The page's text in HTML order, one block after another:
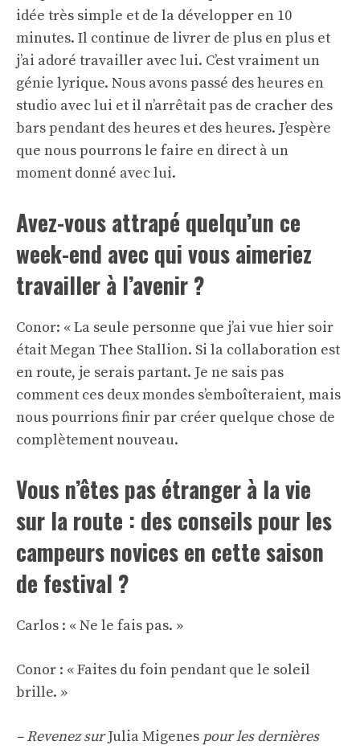
idée très simple et de la développer en 10
minutes. Il continue de livrer de plus en plus et
j’ai adoré travailler avec lui. C’est vraiment un
génie lyrique. Nous avons passé des heures en
studio avec lui et il n’arrêtait pas de cracher des
bars pendant des heures et des heures. J’espère
que nous pourrons le faire en direct à un
moment donné avec lui.
Avez-vous attrapé quelqu’un ce
week-end avec qui vous aimeriez
travailler à l’avenir ?
Conor: « La seule personne que j’ai vue hier soir
était Megan Thee Stallion. Si la collaboration est
en route, je serais partant. Je ne sais pas
comment ces deux mondes s’emboîteraient, mais
nous pourrions finir par créer quelque chose de
complètement nouveau.
Vous n’êtes pas étranger à la vie
sur la route : des conseils pour les
campeurs novices en cette saison
de festival ?
Carlos : « Ne le fais pas. »
Conor : « Faites du foin pendant que le soleil
brille. »
– Revenez surJulia Migenes pour les dernières